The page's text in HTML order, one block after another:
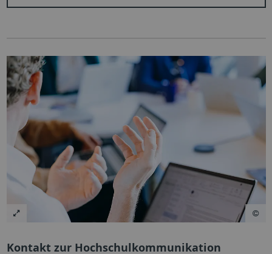
Kontakt zur Hochschulkommunikation